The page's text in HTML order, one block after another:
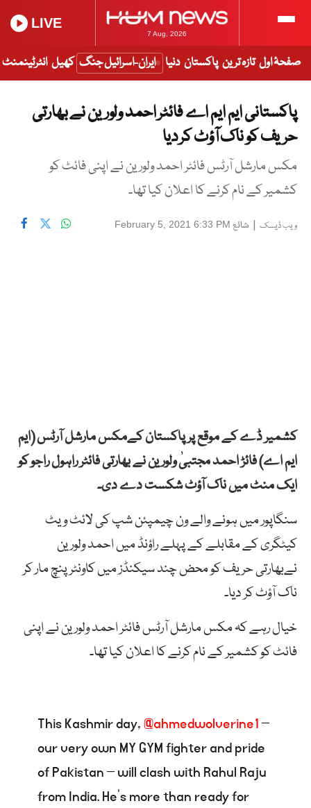
7 Aug, 2026
LIVE
صفحۂ اول تازہ ترین پاکستان دنیا ایران-اسرائیل جنگ کھیل انٹرٹینمنٹ
پاکستانی ایم ایم اے فائٹر احمد ولورین نے بھارتی
حریف کو ناک آؤٹ کر دیا
مکس مارشل آرٹس فائٹر احمد ولورین نے اپنی فائٹ کو
کشمیر کے نام کرنے کا اعلان کیا تھا۔
ویب ڈیسک | شائع February 5, 2021 6:33 PM
کشمیر ڈے کے موقع پر پاکستان کےمکس مارشل آرٹس (ایم
ایم اے) فائڑ احمد مجتبیٰ ولورین نے بھارتی فائٹر راہول راجو کو
ایک منٹ میں ناک آؤٹ شکست دے دی۔
سنگاپور میں ہونے والے ون چیمپئن شپ کی لائٹ ویٹ
کیٹگری کے مقابلے کے پہلے راؤنڈ میں احمد ولورین
نےبھارتی حریف کو محض چند سیکنڈز میں کاونٹر پنچ مار کر
ناک آؤٹ کر دیا۔
خیال رہے کہ مکس مارشل آرٹس فائٹر احمد ولورین نے اپنی
فائٹ کو کشمیر کے نام کرنے کا اعلان کیا تھا۔
This Kashmir day,@ahmedwolverine1–
our very own MY GYM fighter and pride
of Pakistan – will clash with Rahul Raju
from India. He’s more than ready for